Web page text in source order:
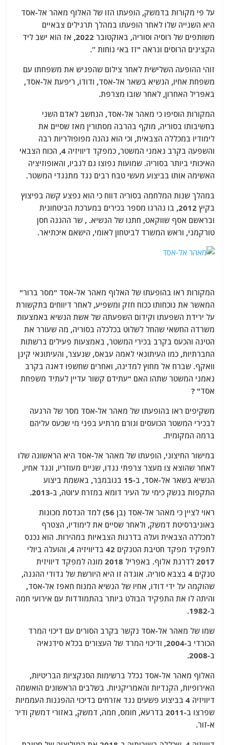
על פי מקורות בדמשק, הופעתו הזו של האלוף מאהר אל-אסד
היא השנייה שלו לאחר הופעתו במהלך תרגילים צבאיים
משותפים של רוסיה וסוריה, באוקטובר 2022, אז הוא ישב ליד
הקצינים הרוסים ונראה "זז באי נוחות ”.
זוהי ההופעה השלישית לאחר צילום שהפגיש את משפחתו עם
משפחת אחיו, הנשיא בשאר אל-אסד, ודודו, ריפעת אל-אסד,
באפריל האחרון, לאחר שובו מצרפת.
המקורות הוסיפו כי מאהר אל-אסד, הנחשב לאדם השני
בחשיבותו בסוריה, מוקף בהרבה מסתורין מאז שסיים את
לימודיו במכללה הצבאית, וכי הוא נהנה מפופולריות רבה
והשפעה בקרב נאמני המשטר, כמפקד דיוויזיה 4, הכוח הצבאי
האיכותי ביותר בסוריה. שמועות נפוצו גם לגביו, והאופוזיציה
האשימה אותו בביצוע מעשי טבח רבים נגד מתנגדי המשטר.
במהלך שנות המלחמה בסוריה דווח כי הוא נפצע קשה בפיצוץ
בקיץ 2012, בו נהרגו מספר בכירים במערכת הביטחונית
ובראשם אסף שווקאט, חתנו של הנשיא. , שר ההגנה חסן
טורקמני, וראש המשרד לביטחון לאומי, הישאם איכתיאר.
המקורות ראו בהופעתו של האלוף מאהר אל-אסד "מסר ברור"
המאשר את נוכחותו ככוח חזק ומשפיע, לאחר דיווחים בתקשורת
על ירידת השפעתו וקידום השפעתה של אשת הנשיא באמצעות
משרדה החשאי שהחל לשלוט בכלכלה בסוריה, מה שעורר את
הטינה והכעס בקרב בכירי המשטר, באמצעות פעילים ברשתות
החברתיות, כמו העיתונאי לאמה עבאס, שנעצר, והעיתונאי קינן
וואקף. שברח אל מחוץ למדינה, ואחרים שחשפו דאגה בקרב
נאמני המשטר שתהו האם "עתידם קשור עדיין לעתיד משפחת
אסד" ?
משקיפים ראו בהופעתו של מאהר אל-אסד מסר של הרגעה
לבכירי המשטר הכועסים וגורם מרתיע בפני מי שכעס עליהם
ברמה המקומית.
במישור החיצוני, הופעתו של מאהר אל-אסד היא הראשונה שלו
לאחר שהוצא צו מעצר צרפתי נגדו, שניים מעוזריו, ונגד אחיו,
הנשיא בשאר אל-אסד, ב-15 בנובמבר, באשמת ביצוע
התקפות בנשק כימי על העיר דומא במזרח ע'וטה, ב-2013.
ראוי לציין כי מאהר אל-אסד (בן 56) למד הנדסת מכונות
באוניברסיטת דמשק, ולאחר שסיים את לימודיו, הצטרף
למכללה הצבאית ועלה בדרגות הצבאיות במהירות. הוא נכנס
לתפקיד מפקד חטיבת הטנקים 42 בדיוויזיה 4, והועלה ביולי
2017 לדרגת אלוף. באפריל 2018 מונה למפקד דיוויזית
טנקים 4 בצבא סוריה. אוגדה זו היא היורשת של גדודי ההגנה,
שהוקמה על ידי דודו, אחיו של הנשיא המנוח חאפז אל-אסד,
והיתה לו את התפקיד הבולט ביותר בהתמודדות עם אירועי חמה
ב-1982.
שמו של מאהר אל-אסד נקשר בקרב הסורים עם דיכוי המרד
הכורדי ב-2004, ודיכוי המרד של העצורים בכלא סידנאיה
ב-2008.
האלוף מאהר אל-אסד נכלל ברשימות הסנקציות הבריטיות,
האירופיות, הקנדיות והאמריקניות. בשלבים הראשונים הואשמה
דיוויזיה 4 בביצוע פשעים נגד אזרחים בדיכוי ההפגנות העממיות
שפרצו ב-2011 בדרעא, חומס, חמה, דמשק, באזורי דמשק ודיר
א-זור.